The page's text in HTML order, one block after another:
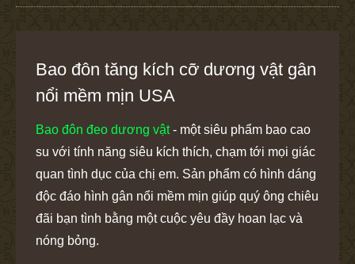
Bao đôn tăng kích cỡ dương vật gân
nổi mềm mịn USA
Bao đôn đeo dương vật- một siêu phẩm bao cao
su với tính năng siêu kích thích, chạm tới mọi giác
quan tình dục của chị em. Sản phẩm có hình dáng
độc đáo hình gân nổi mềm mịn giúp quý ông chiêu
đãi bạn tình bằng một cuộc yêu đầy hoan lạc và
nóng bỏng.